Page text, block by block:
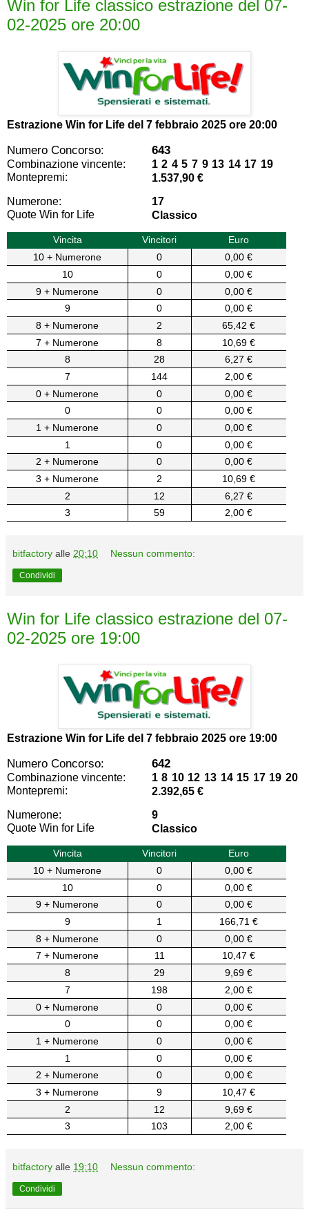
Win for Life classico estrazione del 07-
02-2025 ore 20:00
Estrazione Win for Life del 7 febbraio 2025 ore 20:00
Numero Concorso: 643
Combinazione vincente:
1 2 4 5 7 9 13 14 17 19
Montepremi:
1.537,90 €
Numerone:
17
Quote Win for Life
Classico
Vincita Vincitori
Euro
10 + Numerone
0
0,00 €
10
0
0,00 €
9 + Numerone
0
0,00 €
9
0
0,00 €
8 + Numerone
2
65,42 €
7 + Numerone
8
10,69 €
8
28
6,27 €
7
144
2,00 €
0 + Numerone
0
0,00 €
0
0
0,00 €
1 + Numerone
0
0,00 €
1
0
0,00 €
2 + Numerone
0
0,00 €
3 + Numerone
2
10,69 €
2
12
6,27 €
3
59 2,00 €
bitfactory alle 20:10 Nessun commento:
Condividi
Win for Life classico estrazione del 07-
02-2025 ore 19:00
Estrazione Win for Life del 7 febbraio 2025 ore 19:00
Numero Concorso: 642
Combinazione vincente:
1 8 10 12 13 14 15 17 19 20
Montepremi:
2.392,65 €
Numerone:
9
Quote Win for Life
Classico
Vincita Vincitori
Euro
10 + Numerone
0
0,00 €
10
0
0,00 €
9 + Numerone
0
0,00 €
9
1
166,71 €
8 + Numerone
0
0,00 €
7 + Numerone
11
10,47 €
8
29
9,69 €
7
198
2,00 €
0 + Numerone
0
0,00 €
0
0
0,00 €
1 + Numerone
0
0,00 €
1
0
0,00 €
2 + Numerone
0
0,00 €
3 + Numerone
9
10,47 €
2
12
9,69 €
3
103 2,00 €
bitfactory alle 19:10 Nessun commento:
Condividi